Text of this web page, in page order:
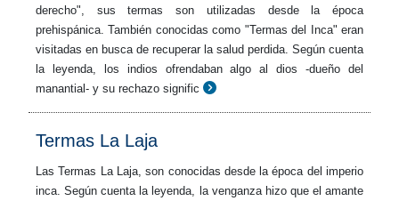
derecho", sus termas son utilizadas desde la época
prehispánica. También conocidas como "Termas del Inca" eran
visitadas en busca de recuperar la salud perdida. Según cuenta
la leyenda, los indios ofrendaban algo al dios -dueño del
manantial- y su rechazo signific
Termas La Laja
Las Termas La Laja, son conocidas desde la época del imperio
inca. Según cuenta la leyenda, la venganza hizo que el amante